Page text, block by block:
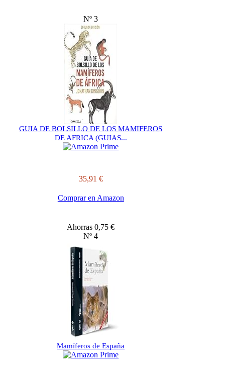
Nº 3
GUIA DE BOLSILLO DE LOS MAMIFEROS
DE AFRICA (GUIAS...
35,91 €
Comprar en Amazon
Ahorras 0,75 €
Nº 4
Mamíferos de España